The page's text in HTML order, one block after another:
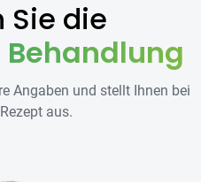
Sie die
Angaben und stellt Ihnen bei
aus.